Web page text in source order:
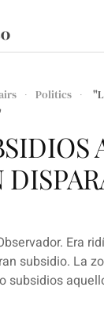
Politics
Era
subsidio. La
subsidios